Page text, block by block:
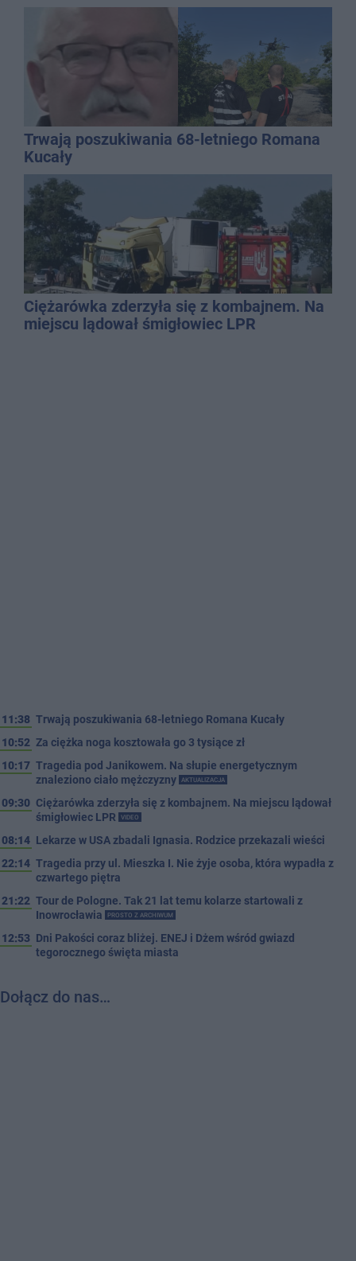
Trwają poszukiwania 68-letniego Romana
Kucały
Ciężarówka zderzyła się z kombajnem. Na
miejscu lądował śmigłowiec LPR
11:38 Trwają poszukiwania 68-letniego Romana Kucały
10:52 Za ciężka noga kosztowała go 3 tysiące zł
10:17 Tragedia pod Janikowem. Na słupie energetycznym
znaleziono ciało mężczyzny
AKTUALIZACJA
09:30 Ciężarówka zderzyła się z kombajnem. Na miejscu lądował
śmigłowiec LPR
VIDEO
08:14 Lekarze w USA zbadali Ignasia. Rodzice przekazali wieści
22:14 Tragedia przy ul. Mieszka I. Nie żyje osoba, która wypadła z
czwartego piętra
21:22 Tour de Pologne. Tak 21 lat temu kolarze startowali z
Inowrocławia
PROSTO Z ARCHIWUM
12:53 Dni Pakości coraz bliżej. ENEJ i Dżem wśród gwiazd
tegorocznego święta miasta
Dołącz do nas…